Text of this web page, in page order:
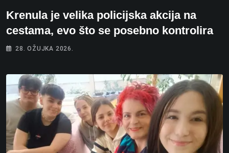
Krenula je velika policijska akcija na
cestama, evo što se posebno kontrolira
28. OŽUJKA 2026.